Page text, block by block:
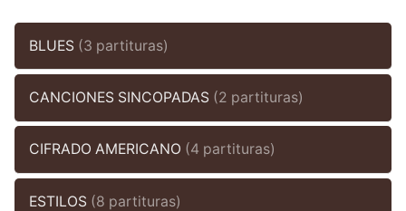
BLUES (3 partituras)
CANCIONES SINCOPADAS (2 partituras)
CIFRADO AMERICANO (4 partituras)
ESTILOS (8 partituras)